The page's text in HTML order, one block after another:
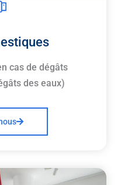
cas de dégâts
des eaux)